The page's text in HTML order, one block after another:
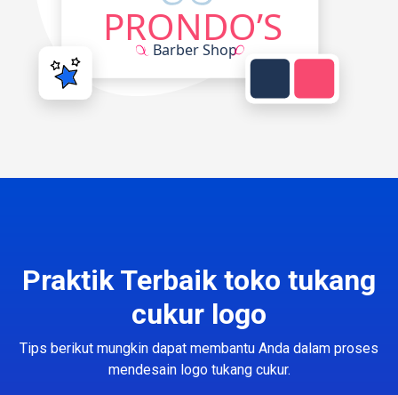
Praktik Terbaik toko tukang
cukur logo
Tips berikut mungkin dapat membantu Anda dalam proses
mendesain logo tukang cukur.